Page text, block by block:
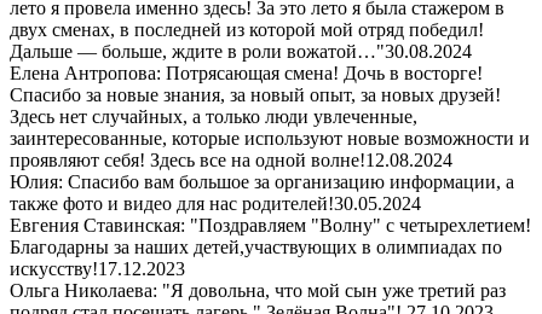
лето я провела именно здесь! За это лето я была стажером в
двух сменах, в последней из которой мой отряд победил!
Дальше — больше, ждите в роли вожатой…"30.08.2024
Елена Антропова: Потрясающая смена! Дочь в восторге!
Спасибо за новые знания, за новый опыт, за новых друзей!
Здесь нет случайных, а только люди увлеченные,
заинтересованные, которые используют новые возможности и
проявляют себя! Здесь все на одной волне!12.08.2024
Юлия: Спасибо вам большое за организацию информации, а
также фото и видео для нас родителей!30.05.2024
Евгения Ставинская: "Поздравляем "Волну" с четырехлетием!
Благодарны за наших детей,участвующих в олимпиадах по
искусству!17.12.2023
Ольга Николаева: "Я довольна, что мой сын уже третий раз